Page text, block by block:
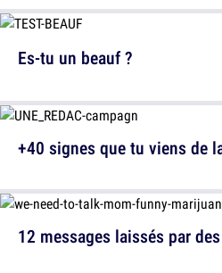
12 messages laissés par
Es-tu un beauf ?
+40 signes que tu viens de